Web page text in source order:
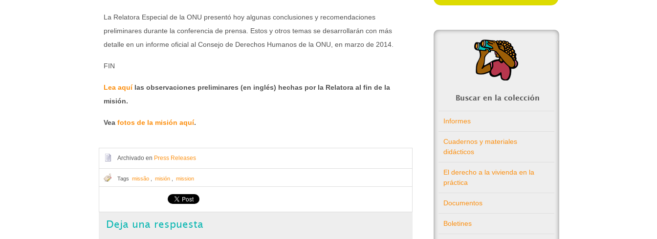
La Relatora Especial de la ONU presentó hoy algunas conclusiones y recomendaciones
preliminares durante la conferencia de prensa. Estos y otros temas se desarrollarán con más
detalle en un informe oficial al Consejo de Derechos Humanos de la ONU, en marzo de 2014.
FIN
Lea aquílas observaciones preliminares (en inglés) hechas por la Relatora al fin de la
misión.
Vea fotos de la misión aquí.
Archivado en Press Releases
Tags missão misión mission
Deja una respuesta
Buscar en la colección
Informes
Cuadernos y materiales
didácticos
El derecho a la vivienda en la
práctica
Documentos
Boletines